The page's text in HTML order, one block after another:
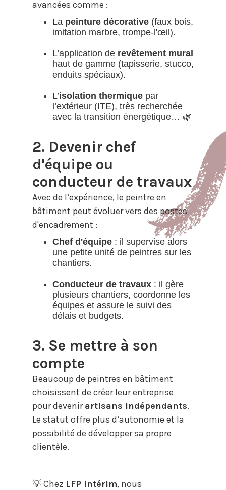
avancées comme :
La peinture décorative (faux bois,
imitation marbre, trompe-l'œil).
L’application de revêtement mural
haut de gamme (tapisserie, stucco,
enduits spéciaux).
L’isolation thermique par
l’extérieur (ITE), très recherchée
avec la transition énergétique… 🌿
2. Devenir chef
d'équipe ou
conducteur de travaux
Avec de l’expérience, le peintre en
bâtiment peut évoluer vers des postes
d'encadrement :
Chef d'équipe : il supervise alors
une petite unité de peintres sur les
chantiers.
Conducteur de travaux : il gère
plusieurs chantiers, coordonne les
équipes et assure le suivi des
délais et budgets.
3. Se mettre à son
compte
Beaucoup de peintres en bâtiment
choisissent de créer leur entreprise
pour devenirartisans indépendants.
Le statut offre plus d’autonomie et la
possibilité de développer sa propre
clientèle.
💡 Chez LFP Intérim, nous